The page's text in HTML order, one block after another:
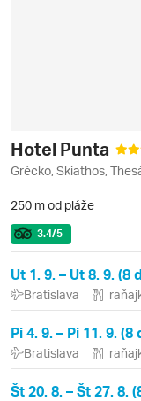
Hotel Punta
Grécko, Skiathos,
250 m od pláže
3.4/5
Ut 1. 9. – Ut 8. 9. (8
Bratislava
Pi 4. 9. – Pi 11. 9. (8
Bratislava
Št 20. 8. – Št 27. 8.